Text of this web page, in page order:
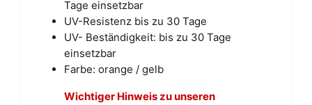
Tage einsetzbar
UV-Resistenz bis zu 30 Tage
UV- Beständigkeit: bis zu 30 Tage
einsetzbar
Farbe: orange / gelb
Wichtiger Hinweis zu unseren